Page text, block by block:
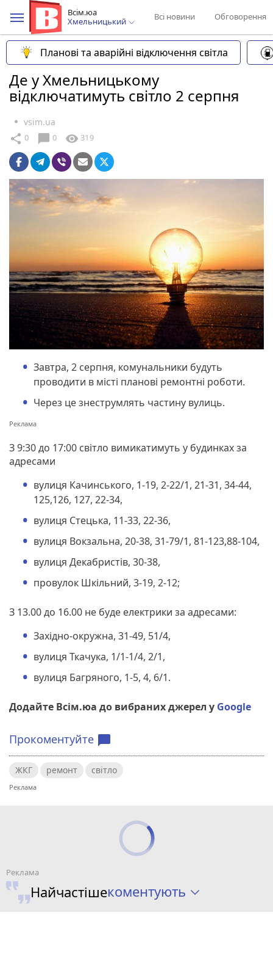
Всім.юа
Хмельницький
Всі новини Обговорення
Планові та аварійні відключення світла
Де у Хмельницькому
відключатимуть світло 2 серпня
vsim.ua
share 0 chat_bubble 0 visibility 319
Завтра, 2 серпня, комунальники будуть
проводити в місті планові ремонтні роботи.
Через це знеструмлять частину вулиць.
З 9:30 до 17:00 світло вимикатимуть у будинках за
адресами
вулиця Качинського, 1-19, 2-22/1, 21-31, 34-44,
125,126, 127, 22-34,
вулиця Стецька, 11-33, 22-36,
вулиця Вокзальна, 20-38, 31-79/1, 81-123,88-104,
вулиця Декабристів, 30-38,
провулок Шкільний, 3-19, 2-12;
З 13.00 до 16.00 не буде електрики за адресами:
Західно-окружна, 31-49, 51/4,
вулиця Ткачука, 1/1-1/4, 2/1,
вулиця Багряного, 1-5, 4, 6/1.
Додайте Всім.юа до вибраних джерел у Google
Прокоментуйте chat_bubble
ЖКГ ремонт світло
Найчастішекоментують